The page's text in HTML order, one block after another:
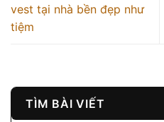
TÌM BÀI VIẾT
vest tại nhà bền đẹp như
tiệm